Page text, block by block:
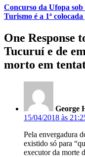
Concurso da Ufopa
Turismo é a 1ª
One Response
Tucuruí e de
morto em
George
15/04/2018 às
Pela envergadura
existido só para
executor da morte